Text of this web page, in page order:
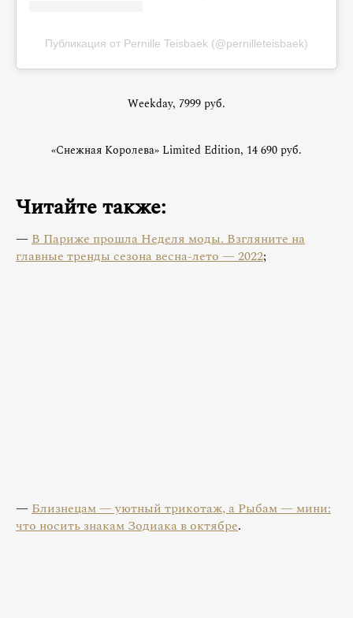
Публикация от Pernille Teisbaek (@pernilleteisbaek)
Weekday, 7999 руб.
«Снежная Королева» Limited Edition, 14 690 руб.
Читайте также:
—В Париже прошла Неделя моды. Взгляните на
главные тренды сезона весна-лето — 2022;
—Близнецам — уютный трикотаж, а Рыбам — мини:
что носить знакам Зодиака в октябре.